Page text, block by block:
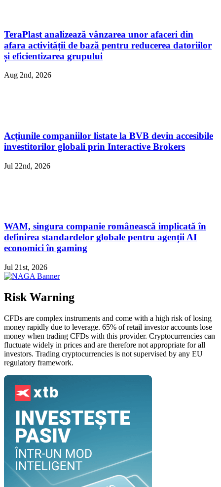
TeraPlast analizează vânzarea unor afaceri din
afara activității de bază pentru reducerea datoriilor
și eficientizarea grupului
Aug 2nd, 2026
Acțiunile companiilor listate la BVB devin accesibile
investitorilor globali prin Interactive Brokers
Jul 22nd, 2026
WAM, singura companie românească implicată în
definirea standardelor globale pentru agenții AI
economici în gaming
Jul 21st, 2026
Risk Warning
CFDs are complex instruments and come with a high risk of losing
money rapidly due to leverage. 65% of retail investor accounts lose
money when trading CFDs with this provider. Cryptocurrencies can
fluctuate widely in prices and are therefore not appropriate for all
investors. Trading cryptocurrencies is not supervised by any EU
regulatory framework.